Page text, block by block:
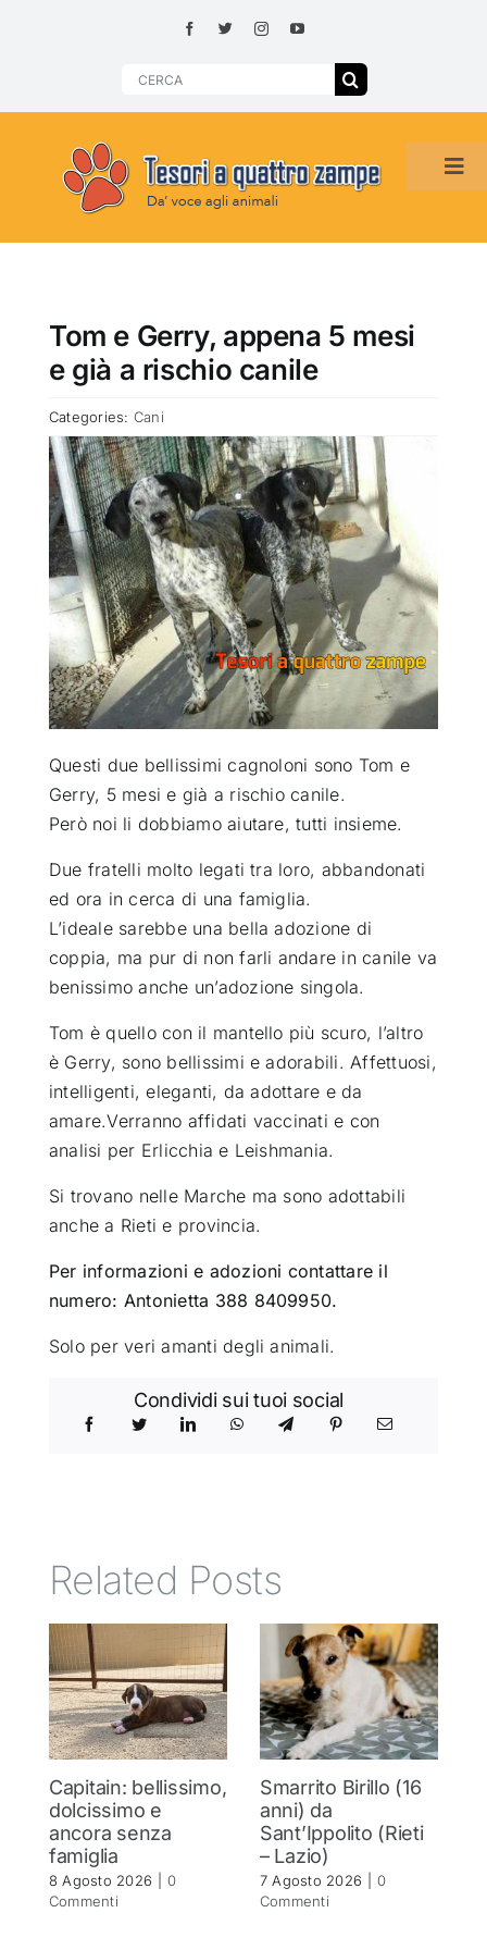
Search
HOME
SMARRITI O DA ADOTTARE
ADOTTATI O RITROVATI
ATTUALITÀ
VIDEO
CHI SIAMO
SEMPRE CON ME
Tom e Gerry, appena 5 mesi
e già a rischio canile
Categories: Cani
Questi due bellissimi cagnoloni sono Tom e
Gerry, 5 mesi e già a rischio canile.
Però noi li dobbiamo aiutare, tutti insieme.
Due fratelli molto legati tra loro, abbandonati
ed ora in cerca di una famiglia.
L’ideale sarebbe una bella adozione di
coppia, ma pur di non farli andare in canile va
benissimo anche un’adozione singola.
Tom è quello con il mantello più scuro, l’altro
è Gerry, sono bellissimi e adorabili. Affettuosi,
intelligenti, eleganti, da adottare e da
amare.Verranno affidati vaccinati e con
analisi per Erlicchia e Leishmania.
Si trovano nelle Marche ma sono adottabili
anche a Rieti e provincia.
Per informazioni e adozioni contattare il
numero: Antonietta 388 8409950.
Solo per veri amanti degli animali.
Condividi sui tuoi social
Related Posts
Capitain: bellissimo,
dolcissimo e
ancora senza
famiglia
8 Agosto 2026
0
Commenti
Smarrito Birillo (16
anni) da
Sant’Ippolito (Rieti
– Lazio)
7 Agosto 2026
0
Commenti